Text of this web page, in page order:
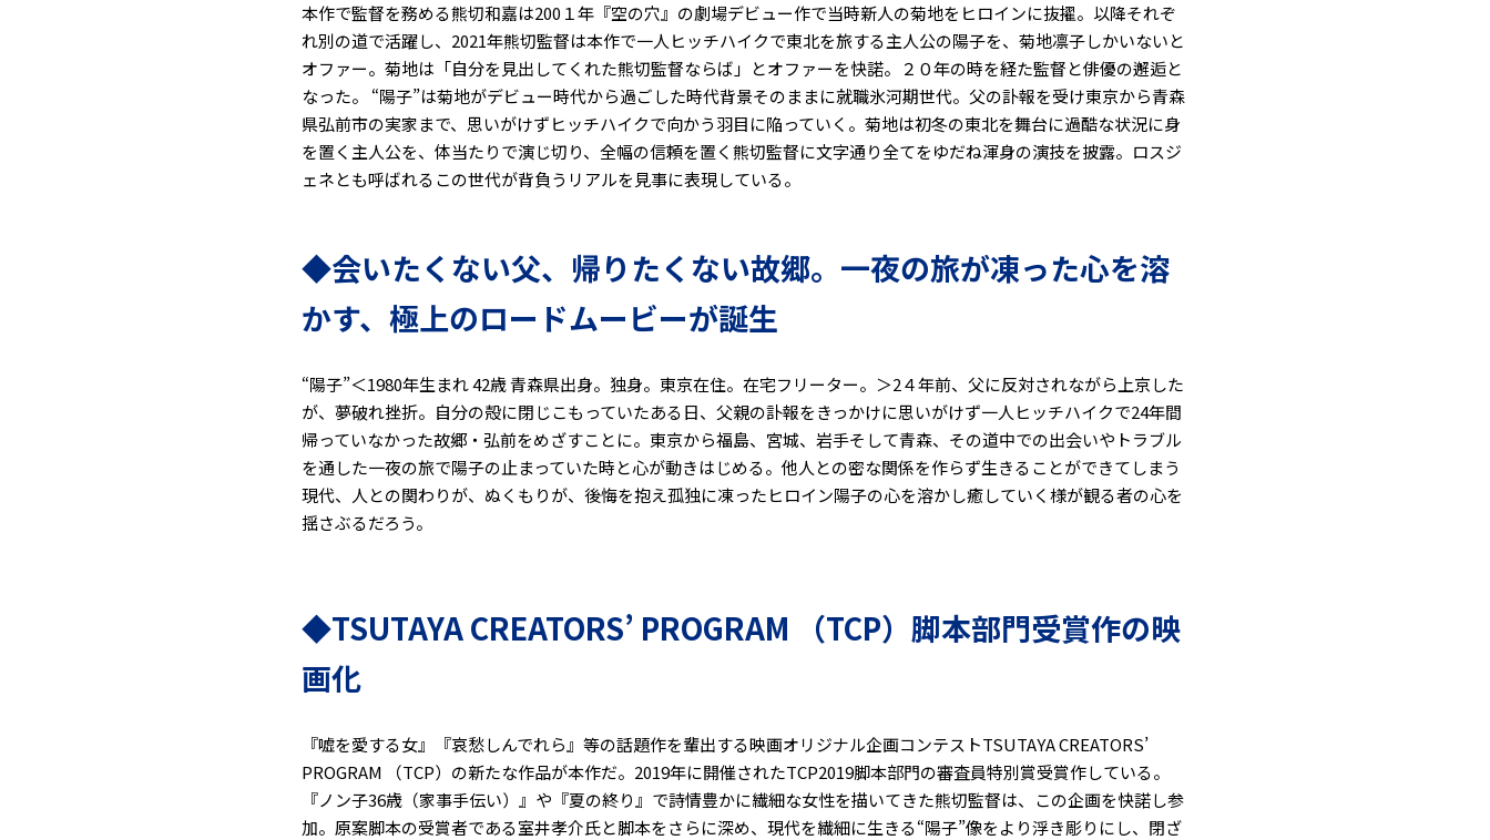
本作で監督を務める熊切和嘉は200１年『空の穴』の劇場デビュー作で当時新人の菊地をヒロインに抜擢。以降それぞ
れ別の道で活躍し、2021年熊切監督は本作で一人ヒッチハイクで東北を旅する主人公の陽子を、菊地凛子しかいないと
オファー。菊地は「自分を見出してくれた熊切監督ならば」とオファーを快諾。２０年の時を経た監督と俳優の邂逅と
なった。 “陽子”は菊地がデビュー時代から過ごした時代背景そのままに就職氷河期世代。父の訃報を受け東京から青森
県弘前市の実家まで、思いがけずヒッチハイクで向かう羽目に陥っていく。菊地は初冬の東北を舞台に過酷な状況に身
を置く主人公を、体当たりで演じ切り、全幅の信頼を置く熊切監督に文字通り全てをゆだね渾身の演技を披露。ロスジ
ェネとも呼ばれるこの世代が背負うリアルを見事に表現している。
◆会いたくない父、帰りたくない故郷。一夜の旅が凍った心を溶
かす、極上のロードムービーが誕生
“陽子”＜1980年生まれ 42歳 青森県出身。独身。東京在住。在宅フリーター。＞2４年前、父に反対されながら上京した
が、夢破れ挫折。自分の殻に閉じこもっていたある日、父親の訃報をきっかけに思いがけず一人ヒッチハイクで24年間
帰っていなかった故郷・弘前をめざすことに。東京から福島、宮城、岩手そして青森、その道中での出会いやトラブル
を通した一夜の旅で陽子の止まっていた時と心が動きはじめる。他人との密な関係を作らず生きることができてしまう
現代、人との関わりが、ぬくもりが、後悔を抱え孤独に凍ったヒロイン陽子の心を溶かし癒していく様が観る者の心を
揺さぶるだろう。
◆TSUTAYA CREATORS’ PROGRAM （TCP）脚本部門受賞作の映
画化
『嘘を愛する女』『哀愁しんでれら』等の話題作を輩出する映画オリジナル企画コンテストTSUTAYA CREATORS’
PROGRAM （TCP）の新たな作品が本作だ。2019年に開催されたTCP2019脚本部門の審査員特別賞受賞作している。
『ノン子36歳（家事手伝い）』や『夏の終り』で詩情豊かに繊細な女性を描いてきた熊切監督は、この企画を快諾し参
加。原案脚本の受賞者である室井孝介氏と脚本をさらに深め、現代を繊細に生きる“陽子”像をより浮き彫りにし、閉ざ